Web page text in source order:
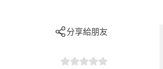
分享給朋友